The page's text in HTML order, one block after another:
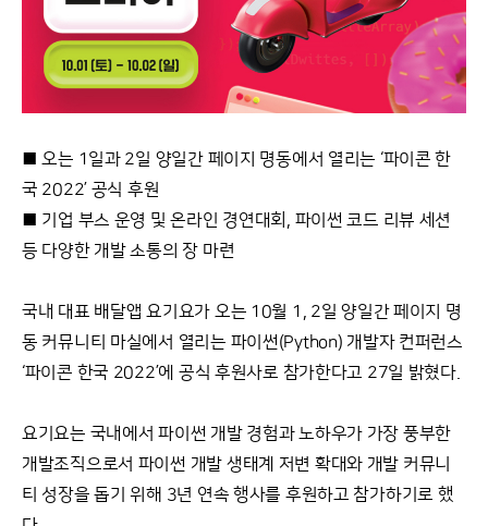
■ 오는 1일과 2일 양일간 페이지 명동에서 열리는 ‘파이콘 한
국 2022’ 공식 후원
■ 기업 부스 운영 및 온라인 경연대회, 파이썬 코드 리뷰 세션
등 다양한 개발 소통의 장 마련
국내 대표 배달앱 요기요가 오는 10월 1, 2일 양일간 페이지 명
동 커뮤니티 마실에서 열리는 파이썬(Python) 개발자 컨퍼런스
‘파이콘 한국 2022’에 공식 후원사로 참가한다고 27일 밝혔다.
요기요는 국내에서 파이썬 개발 경험과 노하우가 가장 풍부한
개발조직으로서 파이썬 개발 생태계 저변 확대와 개발 커뮤니
티 성장을 돕기 위해 3년 연속 행사를 후원하고 참가하기로 했